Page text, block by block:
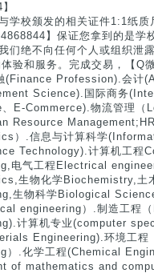
学校颁发的相关证件1:1纸
】保证您拿到的是学
们绝不向任何个人或组织泄
验和服务。完成交易，【
(Finance Profession).会计
Science).国际商务
E-Commerce).物流管理
Resource
）.信息与计算科学
Technology).计算机工程
电气工程Electrical
生物化学Biochemistry,土
生物科学Biological
engineering）.制造工程
计算机专业(computer
Engineering).环境工
）.化学工程(Chemical
of mathematics and